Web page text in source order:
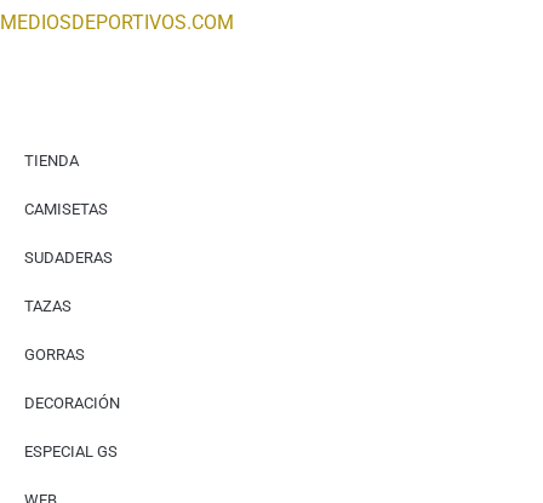
MEDIOSDEPORTIVOS.COM
TIENDA
CAMISETAS
SUDADERAS
TAZAS
GORRAS
DECORACIÓN
ESPECIAL GS